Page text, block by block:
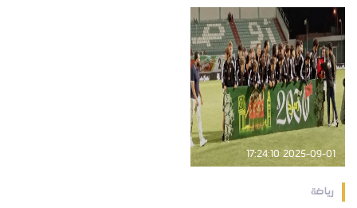
2025-09-01 17:24:10
رياضة